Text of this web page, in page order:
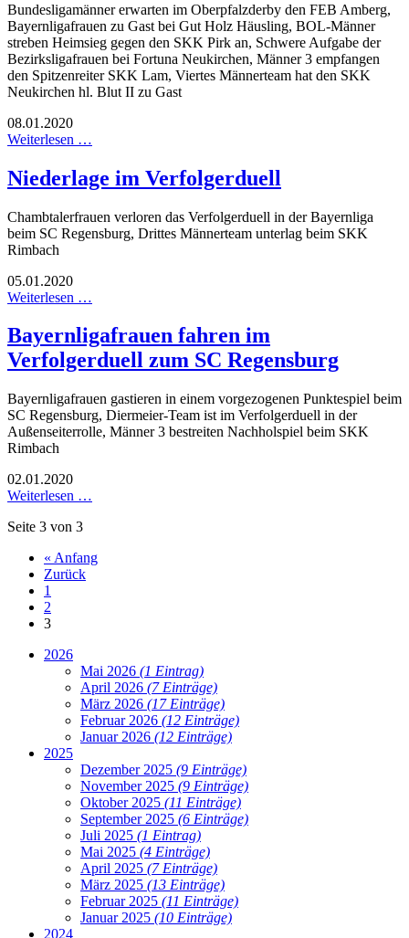
Bundesligamänner erwarten im Oberpfalzderby den FEB Amberg,
Bayernligafrauen zu Gast bei Gut Holz Häusling, BOL-Männer
streben Heimsieg gegen den SKK Pirk an, Schwere Aufgabe der
Bezirksligafrauen bei Fortuna Neukirchen, Männer 3 empfangen
den Spitzenreiter SKK Lam, Viertes Männerteam hat den SKK
Neukirchen hl. Blut II zu Gast
08.01.2020
Weiterlesen …
Niederlage im Verfolgerduell
Chambtalerfrauen verloren das Verfolgerduell in der Bayernliga
beim SC Regensburg, Drittes Männerteam unterlag beim SKK
Rimbach
05.01.2020
Weiterlesen …
Bayernligafrauen fahren im
Verfolgerduell zum SC Regensburg
Bayernligafrauen gastieren in einem vorgezogenen Punktespiel beim
SC Regensburg, Diermeier-Team ist im Verfolgerduell in der
Außenseiterrolle, Männer 3 bestreiten Nachholspiel beim SKK
Rimbach
02.01.2020
Weiterlesen …
Seite 3 von 3
« Anfang
Zurück
1
2
3
2026
Mai 2026 (1 Eintrag)
April 2026 (7 Einträge)
März 2026 (17 Einträge)
Februar 2026 (12 Einträge)
Januar 2026 (12 Einträge)
2025
Dezember 2025 (9 Einträge)
November 2025 (9 Einträge)
Oktober 2025 (11 Einträge)
September 2025 (6 Einträge)
Juli 2025 (1 Eintrag)
Mai 2025 (4 Einträge)
April 2025 (7 Einträge)
März 2025 (13 Einträge)
Februar 2025 (11 Einträge)
Januar 2025 (10 Einträge)
2024